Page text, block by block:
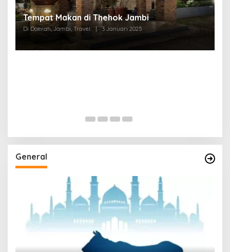
Tempat Makan di Thehok Jambi
Di Daerah, Jambi, Travel 3 Januari 2025
General